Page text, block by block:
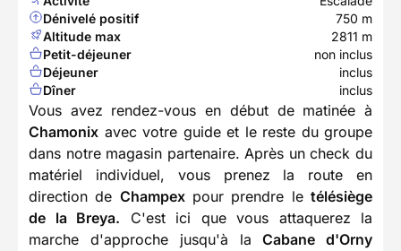
Dénivelé positif
750 m
Altitude max
2811 m
Petit-déjeuner
non inclus
Déjeuner
inclus
Dîner
inclus
Vous avez rendez-vous en début de matinée à
Chamonix avec votre guide et le reste du groupe
dans notre magasin partenaire. Après un check du
matériel individuel, vous prenez la route en
direction de Champexpour prendre letélésiège
de la Breya. C'est ici que vous attaquerez la
marche d'approche jusqu'à la Cabane d'Orny